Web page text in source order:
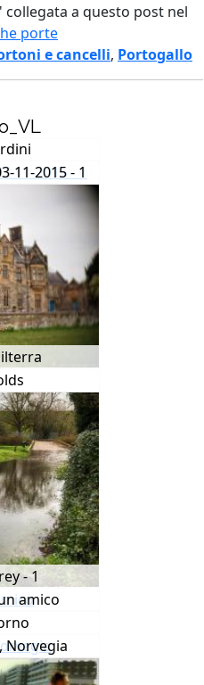
a questo post nel
porte
e cancelli, Portogallo
11-2015 - 1
- 1
amico
Norvegia